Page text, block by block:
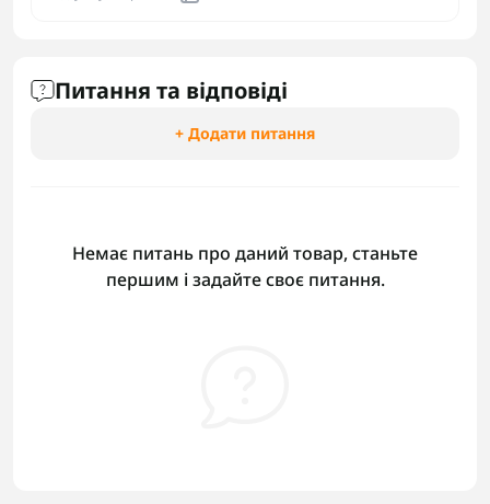
Питання та відповіді
+ Додати питання
Немає питань про даний товар, станьте
першим і задайте своє питання.